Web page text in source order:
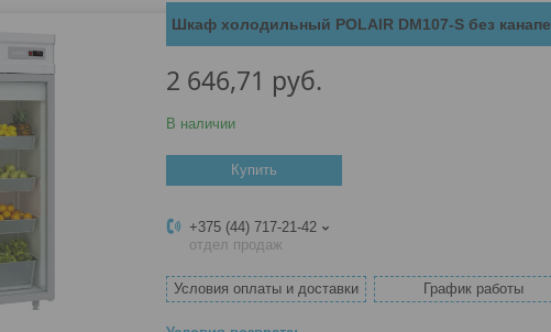
Шкаф холодильный POLAIR DM107-S без канапе
2 646,71 руб.
В наличии
Купить
+375 (44) 717-21-42
отдел продаж
Условия оплаты и доставки График работы